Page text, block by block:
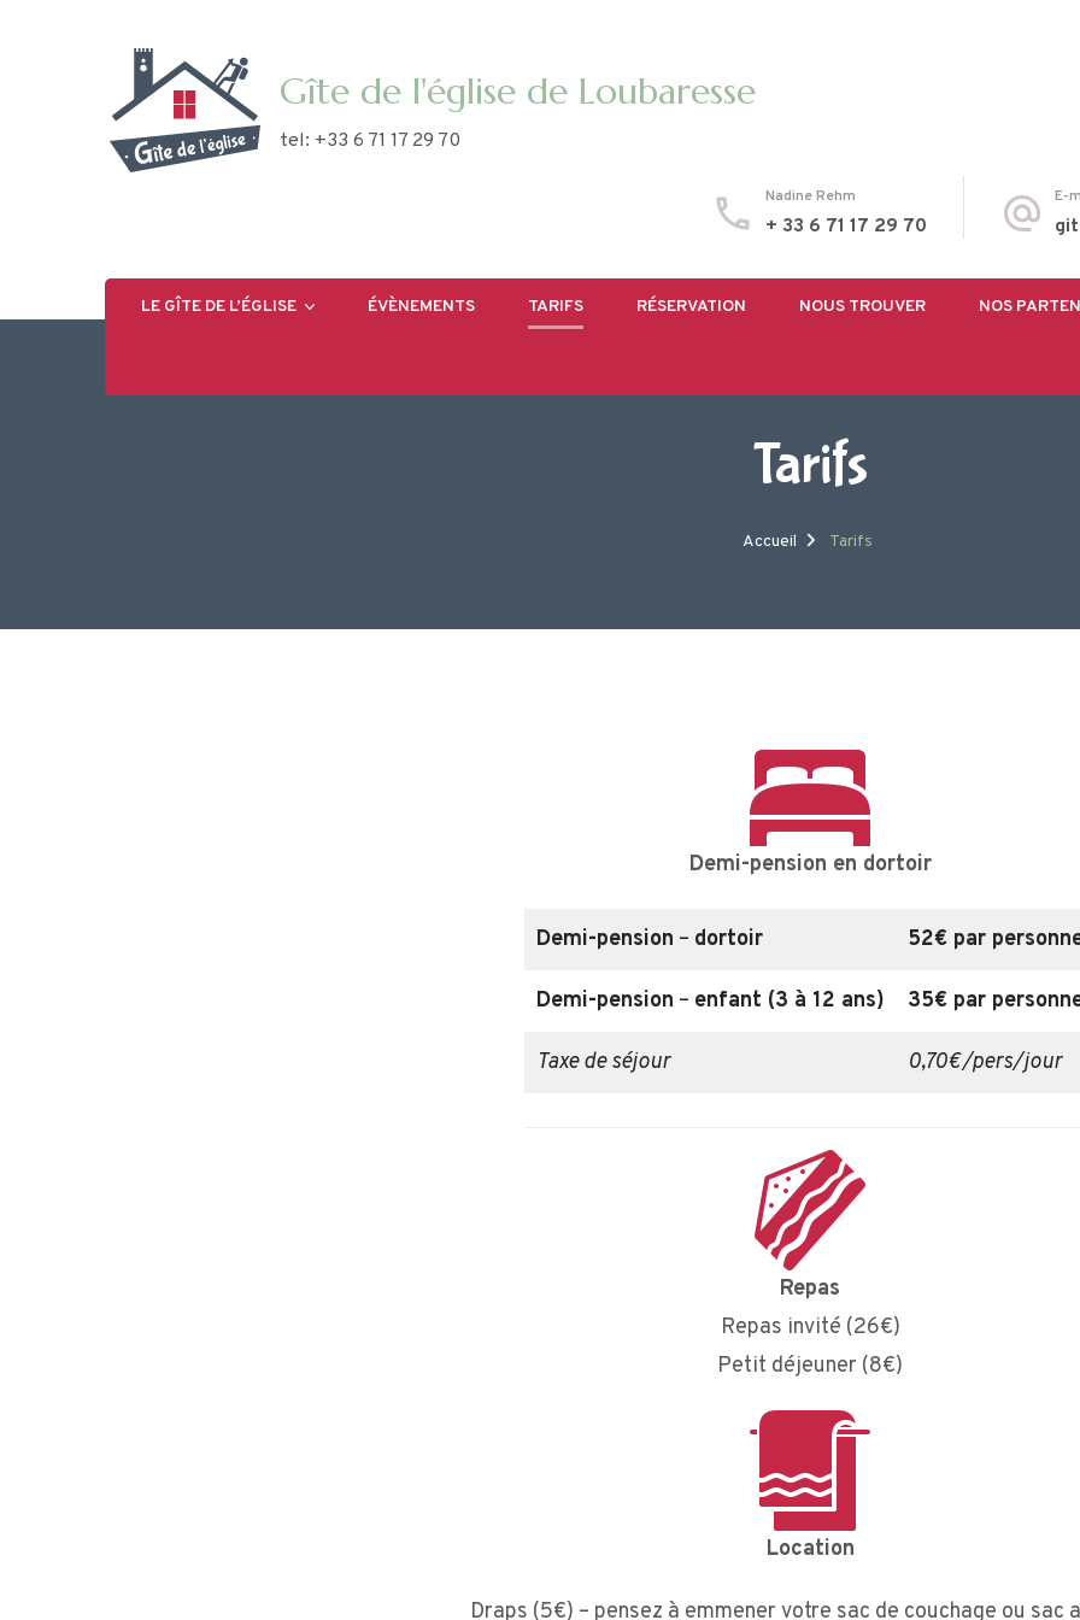
Gîte de l'église de Loubaresse
tel: +33 6 71 17 29 70
Nadine Rehm
+ 33 6 71 17 29 70
E-
LE GÎTE DE L’ÉGLISE ÉVÈNEMENTS TARIFS RÉSERVATION NOUS TROUVER NOS
Tarifs
Accueil Tarifs
Demi-pension en dortoir
Demi-pension – dortoir 52€ par
Demi-pension – enfant (3 à 12 ans) 35€ par
Taxe de séjour 0,70€/pers/jour
Repas
Repas invité (26€)
Petit déjeuner (8€)
Location
Draps (5€) – pensez à emmener votre sac de couchage ou sac